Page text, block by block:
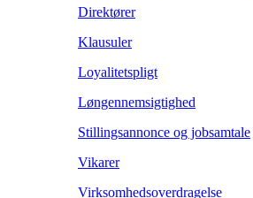
Direktører
Klausuler
Loyalitetspligt
Løngennemsigtighed
Stillingsannonce og jobsamtale
Vikarer
Virksomhedsoverdragelse